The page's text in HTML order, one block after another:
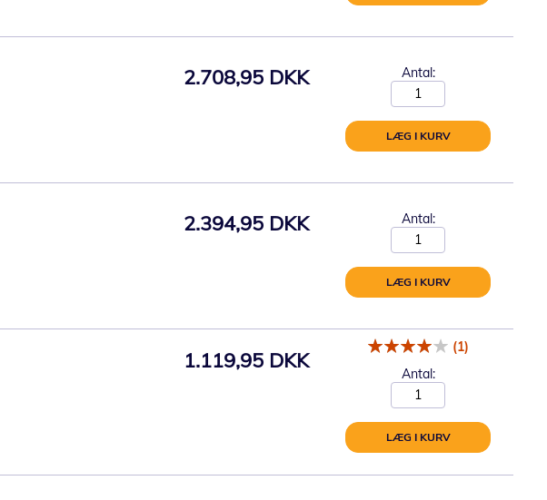
2.708,95 DKK Antal:
LÆG I KURV
2.394,95 DKK Antal:
LÆG I KURV
1.119,95 DKK
(1)
Antal:
LÆG I KURV